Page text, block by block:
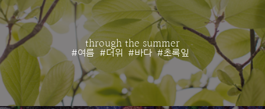
through the summer
#여름 #더위 #바다 #초록잎